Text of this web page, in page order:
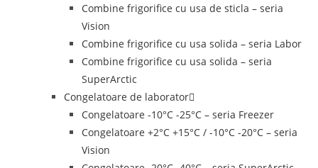
Combine frigorifice cu usa de sticla – seria
Vision
Combine frigorifice cu usa solida – seria Labor
Combine frigorifice cu usa solida – seria
SuperArctic
Congelatoare de laborator
Congelatoare -10°C -25°C – seria Freezer
Congelatoare +2°C +15°C / -10°C -20°C – seria
Vision